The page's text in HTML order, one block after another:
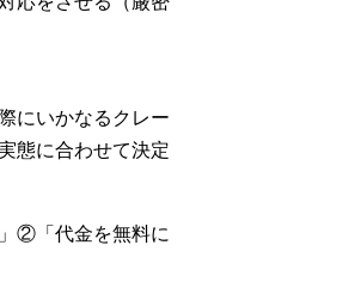
にいかなるクレー
態に合わせて決定
②「代金を無料に